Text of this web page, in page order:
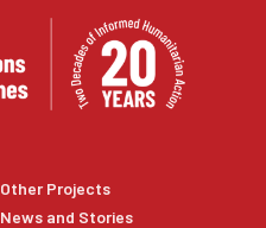
Other Projects
News and Stories